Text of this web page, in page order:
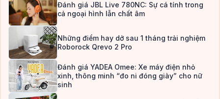
Đánh giá JBL Live 780NC: Sự cá tính trong
cả ngoại hình lẫn chất âm
Những điểm hay dở sau 1 tháng trải nghiệm
Roborock Qrevo 2 Pro
Đánh giá YADEA Omee: Xe máy điện nhỏ
xinh, thông minh “đo ni đóng giày” cho nữ
sinh